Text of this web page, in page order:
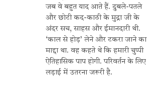
जब वे बहुत याद आते हैं. दुबले-पतले
और छोटी कद-काठी के मुद्रा जी के
अंदर सच, साहस और ईमानदारी थी.
‘काल से होड़’ लेने और टकरा जाने का
माद्दा था. वह कहते थे कि हमारी चुप्पी
ऐतिहासिक पाप होगी. परिवर्तन के लिए
लड़ाई में उतरना जरूरी है.